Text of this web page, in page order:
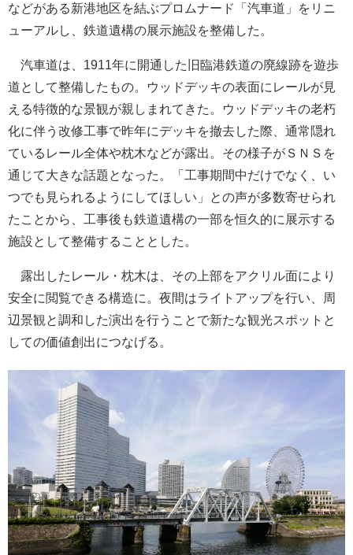
などがある新港地区を結ぶプロムナード「汽車道」をリニ
ューアルし、鉄道遺構の展示施設を整備した。
汽車道は、1911年に開通した旧臨港鉄道の廃線跡を遊歩
道として整備したもの。ウッドデッキの表面にレールが見
える特徴的な景観が親しまれてきた。ウッドデッキの老朽
化に伴う改修工事で昨年にデッキを撤去した際、通常隠れ
ているレール全体や枕木などが露出。その様子がＳＮＳを
通じて大きな話題となった。「工事期間中だけでなく、い
つでも見られるようにしてほしい」との声が多数寄せられ
たことから、工事後も鉄道遺構の一部を恒久的に展示する
施設として整備することとした。
露出したレール・枕木は、その上部をアクリル面により
安全に閲覧できる構造に。夜間はライトアップを行い、周
辺景観と調和した演出を行うことで新たな観光スポットと
しての価値創出につなげる。